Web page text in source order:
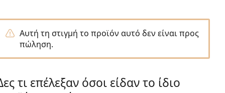
Αυτή τη στιγμή το προϊόν αυτό δεν είναι προς
πώληση.
τι επέλεξαν όσοι είδαν το ίδιο